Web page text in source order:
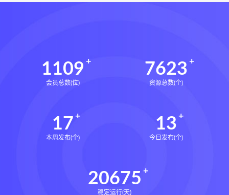
1109
会员总数(位)
7623
资源总数(个)
17
本周发布(个)
13
今日发布(个)
20675
稳定运行(天)